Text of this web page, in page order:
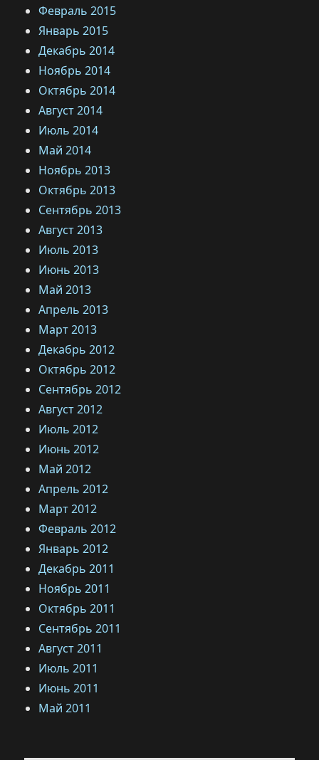
Февраль 2015
Январь 2015
Декабрь 2014
Ноябрь 2014
Октябрь 2014
Август 2014
Июль 2014
Май 2014
Ноябрь 2013
Октябрь 2013
Сентябрь 2013
Август 2013
Июль 2013
Июнь 2013
Май 2013
Апрель 2013
Март 2013
Декабрь 2012
Октябрь 2012
Сентябрь 2012
Август 2012
Июль 2012
Июнь 2012
Май 2012
Апрель 2012
Март 2012
Февраль 2012
Январь 2012
Декабрь 2011
Ноябрь 2011
Октябрь 2011
Сентябрь 2011
Август 2011
Июль 2011
Июнь 2011
Май 2011